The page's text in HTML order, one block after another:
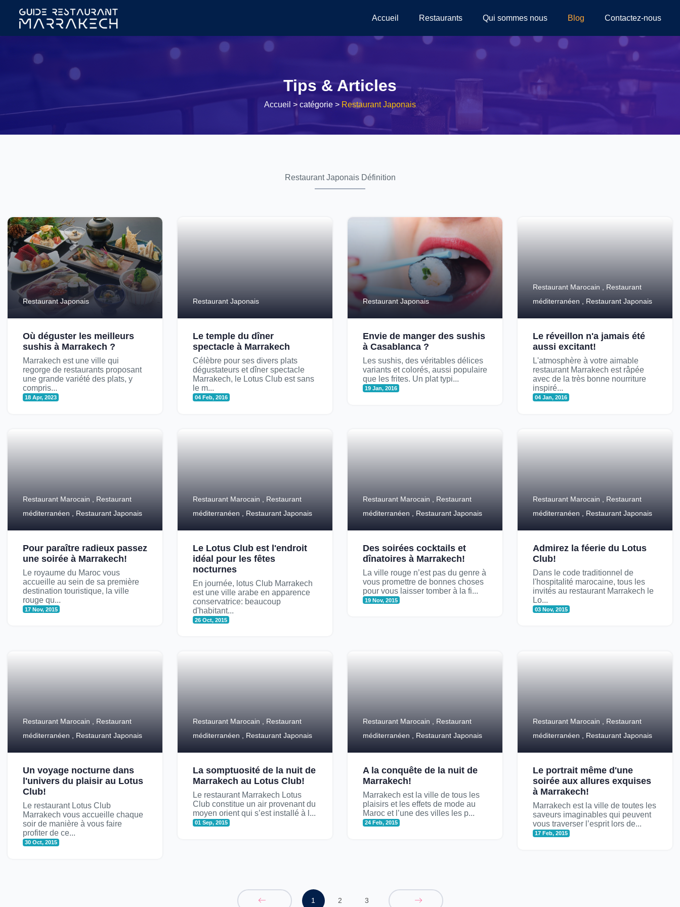
Accueil Restaurants Qui sommes nous Blog Contactez-nous
Tips & Articles
Accueil > catégorie > Restaurant Japonais
Restaurant Japonais Définition
Restaurant Japonais
Où déguster les meilleurs
sushis à Marrakech ?
Marrakech est une ville qui
regorge de restaurants proposant
une grande variété des plats, y
compris...
18 Apr, 2023
Restaurant Japonais
Le temple du dîner
spectacle à Marrakech
Célèbre pour ses divers plats
dégustateurs et dîner spectacle
Marrakech, le Lotus Club est sans
le m...
04 Feb, 2016
Restaurant Japonais
Envie de manger des sushis
à Casablanca ?
Les sushis, des véritables délices
variants et colorés, aussi populaire
que les frites. Un plat typi...
19 Jan, 2016
Restaurant Marocain , Restaurant
méditerranéen , Restaurant Japonais
Le réveillon n'a jamais été
aussi excitant!
L'atmosphère à votre aimable
restaurant Marrakech est râpée
avec de la très bonne nourriture
inspiré...
04 Jan, 2016
Restaurant Marocain , Restaurant
méditerranéen , Restaurant Japonais
Pour paraître radieux passez
une soirée à Marrakech!
Le royaume du Maroc vous
accueille au sein de sa première
destination touristique, la ville
rouge qu...
17 Nov, 2015
Restaurant Marocain , Restaurant
méditerranéen , Restaurant Japonais
Le Lotus Club est l'endroit
idéal pour les fêtes
nocturnes
En journée, lotus Club Marrakech
est une ville arabe en apparence
conservatrice: beaucoup
d'habitant...
26 Oct, 2015
Restaurant Marocain , Restaurant
méditerranéen , Restaurant Japonais
Des soirées cocktails et
dînatoires à Marrakech!
La ville rouge n’est pas du genre à
vous promettre de bonnes choses
pour vous laisser tomber à la fi...
19 Nov, 2015
Restaurant Marocain , Restaurant
méditerranéen , Restaurant Japonais
Admirez la féerie du Lotus
Club!
Dans le code traditionnel de
l'hospitalité marocaine, tous les
invités au restaurant Marrakech le
Lo...
03 Nov, 2015
Restaurant Marocain , Restaurant
méditerranéen , Restaurant Japonais
Un voyage nocturne dans
l'univers du plaisir au Lotus
Club!
Le restaurant Lotus Club
Marrakech vous accueille chaque
soir de manière à vous faire
profiter de ce...
30 Oct, 2015
Restaurant Marocain , Restaurant
méditerranéen , Restaurant Japonais
La somptuosité de la nuit de
Marrakech au Lotus Club!
Le restaurant Marrakech Lotus
Club constitue un air provenant du
moyen orient qui s’est installé à l...
01 Sep, 2015
Restaurant Marocain , Restaurant
méditerranéen , Restaurant Japonais
A la conquête de la nuit de
Marrakech!
Marrakech est la ville de tous les
plaisirs et les effets de mode au
Maroc et l’une des villes les p...
24 Feb, 2015
Restaurant Marocain , Restaurant
méditerranéen , Restaurant Japonais
Le portrait même d'une
soirée aux allures exquises
à Marrakech!
Marrakech est la ville de toutes les
saveurs imaginables qui peuvent
vous traverser l’esprit lors de...
17 Feb, 2015
1 2 3